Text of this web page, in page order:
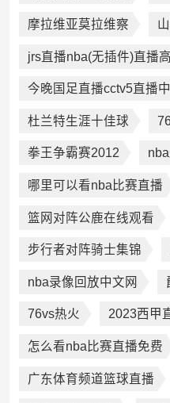
摩拉维亚莫拉维察
jrs直播nba(无插件)直播
今晚国足直播cctv5直播
杜兰特生涯十佳球
拳王争霸赛2012
哪里可以看nba比赛直播
篮网对阵公鹿在线观看
步行者对阵骑士集锦
nba录像回放中文网
76vs热火 2023西甲
怎么看nba比赛直播免费
广东体育频道篮球直播